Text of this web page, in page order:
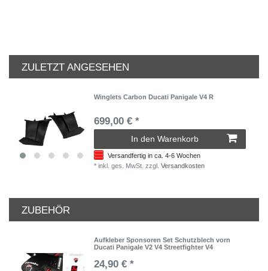
ZULETZT ANGESEHEN
Winglets Carbon Ducati Panigale V4 R
699,00 € *
In den Warenkorb
Versandfertig in ca. 4-6 Wochen
*inkl. ges. MwSt. zzgl.Versandkosten
ZUBEHÖR
Aufkleber Sponsoren Set Schutzblech vorn
Ducati Panigale V2 V4 Streetfighter V4
24,90 € *